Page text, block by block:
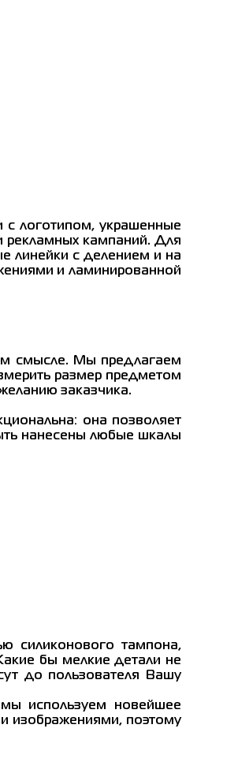
с логотипом, украшенные
рекламных кампаний. Для
линейки с делением и на
и ламинированной
смысле. Мы предлагаем
размер предметом
заказчика.
она позволяет
нанесены любые шкалы
силиконового тампона,
бы мелкие детали не
до пользователя Вашу
используем новейшее
изображениями, поэтому